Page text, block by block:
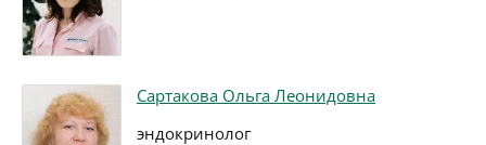
Сартакова Ольга Леонидовна
эндокринолог